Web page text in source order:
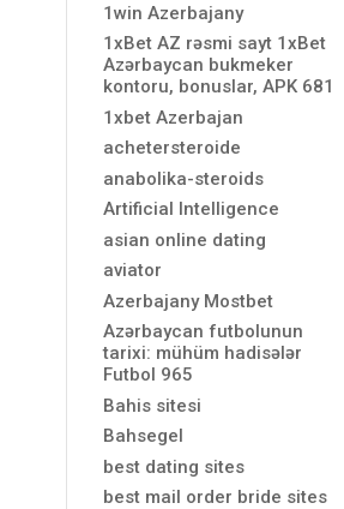
1win Azerbajany
1xBet AZ rəsmi sayt 1xBet
Azərbaycan bukmeker
kontoru, bonuslar, APK 681
1xbet Azerbajan
achetersteroide
anabolika-steroids
Artificial Intelligence
asian online dating
aviator
Azerbajany Mostbet
Azərbaycan futbolunun
tarixi: mühüm hadisələr
Futbol 965
Bahis sitesi
Bahsegel
best dating sites
best mail order bride sites